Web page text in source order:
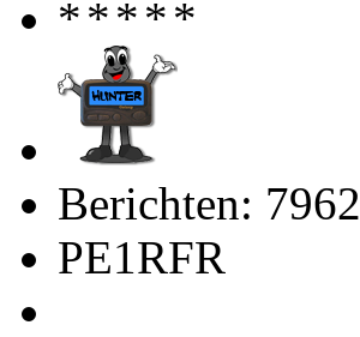
Berichten: 7962
PE1RFR